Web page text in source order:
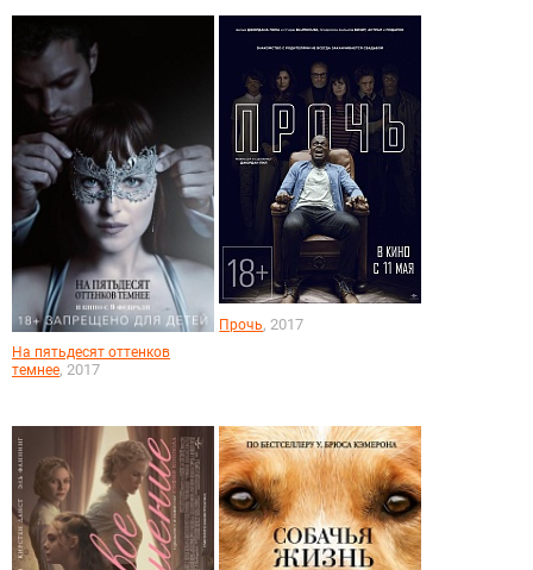
На пятьдесят оттенков
темнее, 2017
Прочь, 2017